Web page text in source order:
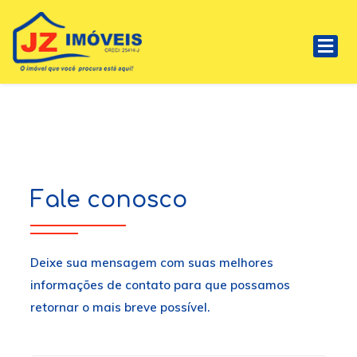
Fale conosco
Deixe sua mensagem com suas melhores
informações de contato para que possamos
retornar o mais breve possível.